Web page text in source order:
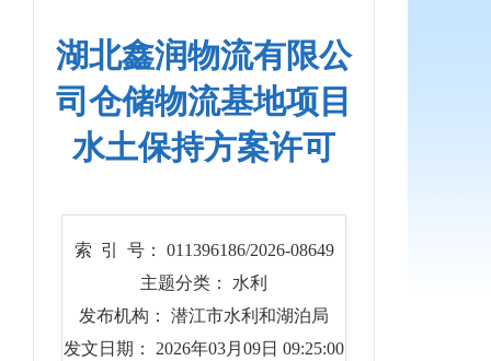
湖北鑫润物流有限公
司仓储物流基地项目
水土保持方案许可
索 引 号： 011396186/2026-08649
主题分类： 水利
发布机构： 潜江市水利和湖泊局
发文日期： 2026年03月09日 09:25:00